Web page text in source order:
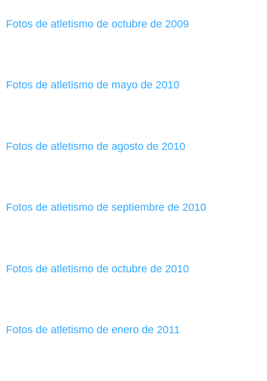
Fotos de atletismo de octubre de 2009
Fotos de atletismo de mayo de 2010
Fotos de atletismo de agosto de 2010
Fotos de atletismo de septiembre de 2010
Fotos de atletismo de octubre de 2010
Fotos de atletismo de enero de 2011